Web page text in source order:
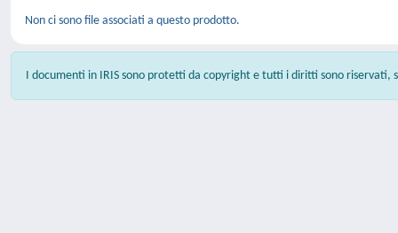
Non ci sono file associati a questo prodotto.
I documenti in IRIS sono protetti da copyright e tutti i diritti sono riservati,